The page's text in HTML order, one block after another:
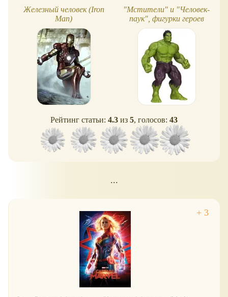
Железный человек (Iron
Man)
"Мстители" и "Человек-
паук", фигурки героев
Рейтинг статьи: 4.3 из 5, голосов: 43
...